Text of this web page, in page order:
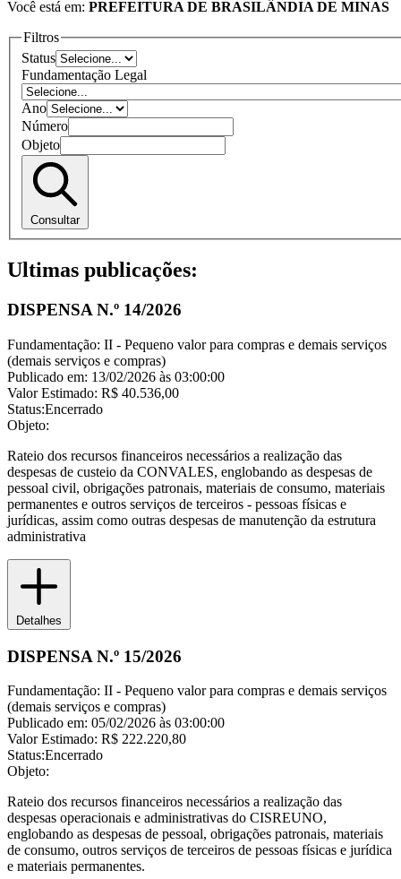
Você está em: PREFEITURA DE BRASILÂNDIA DE MINAS
Filtros
Status
Fundamentação Legal
Ano
Número
Objeto
Consultar
Ultimas publicações:
DISPENSA N.º 14/2026
Fundamentação: II - Pequeno valor para compras e demais serviços
(demais serviços e compras)
Publicado em: 13/02/2026 às 03:00:00
Valor Estimado: R$ 40.536,00
Status:Encerrado
Objeto:
Rateio dos recursos financeiros necessários a realização das
despesas de custeio da CONVALES, englobando as despesas de
pessoal civil, obrigações patronais, materiais de consumo, materiais
permanentes e outros serviços de terceiros - pessoas físicas e
jurídicas, assim como outras despesas de manutenção da estrutura
administrativa
Detalhes
DISPENSA N.º 15/2026
Fundamentação: II - Pequeno valor para compras e demais serviços
(demais serviços e compras)
Publicado em: 05/02/2026 às 03:00:00
Valor Estimado: R$ 222.220,80
Status:Encerrado
Objeto:
Rateio dos recursos financeiros necessários a realização das
despesas operacionais e administrativas do CISREUNO,
englobando as despesas de pessoal, obrigações patronais, materiais
de consumo, outros serviços de terceiros de pessoas físicas e jurídica
e materiais permanentes.